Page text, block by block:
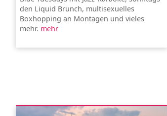
den Liquid Brunch, multisexuelles
Boxhopping an Montagen und vieles
mehr. mehr